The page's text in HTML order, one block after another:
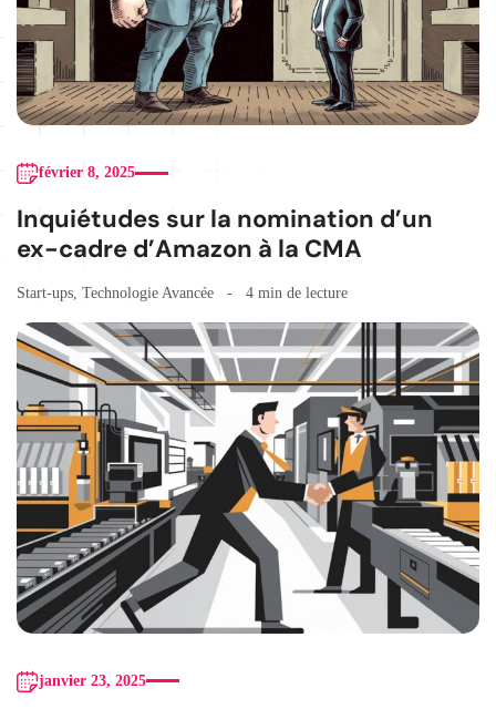
février 8, 2025
Inquiétudes sur la nomination d’un
ex-cadre d’Amazon à la CMA
Start-ups, Technologie Avancée 4 min de lecture
janvier 23, 2025